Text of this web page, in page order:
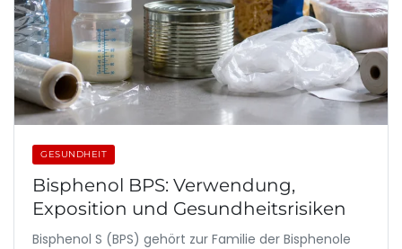
GESUNDHEIT
Bisphenol BPS: Verwendung,
Exposition und Gesundheitsrisiken
Bisphenol S (BPS) gehört zur Familie der Bisphenole